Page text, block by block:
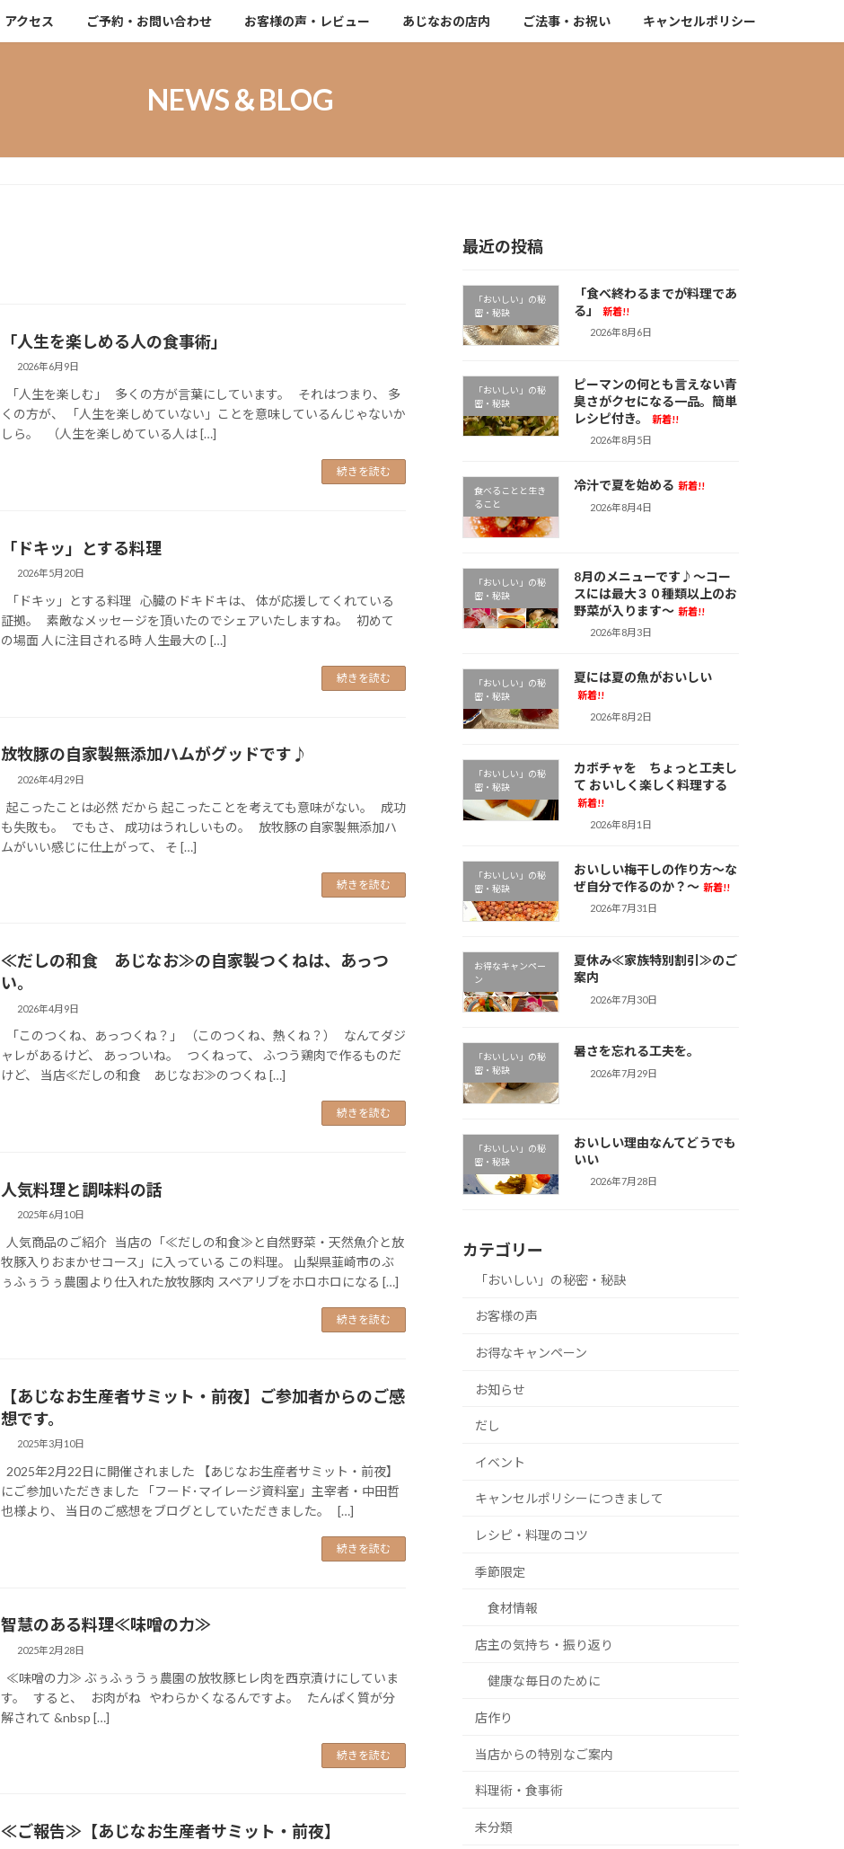
アクセス ご予約・お問い合わせ お客様の声・レビュー あじなおの店内 ご法事・お祝い キャンセルポリシー
NEWS＆BLOG
「人生を楽しめる人の食事術」
2026年6月9日
「人生を楽しむ」 多くの方が言葉にしています。 それはつまり、 多
くの方が、 「人生を楽しめていない」ことを意味しているんじゃないか
しら。 （人生を楽しめている人は […]
続きを読む
「ドキッ」とする料理
2026年5月20日
「ドキッ」とする料理 心臓のドキドキは、 体が応援してくれている
証拠。 素敵なメッセージを頂いたのでシェアいたしますね。 初めて
の場面 人に注目される時 人生最大の […]
続きを読む
放牧豚の自家製無添加ハムがグッドです♪
2026年4月29日
起こったことは必然 だから 起こったことを考えても意味がない。 成功
も失敗も。 でもさ、 成功はうれしいもの。 放牧豚の自家製無添加ハ
ムがいい感じに仕上がって、 そ […]
続きを読む
≪だしの和食 あじなお≫の自家製つくねは、あっつ
い。
2026年4月9日
「このつくね、あっつくね？」 （このつくね、熱くね？） なんてダジ
ャレがあるけど、 あっついね。 つくねって、 ふつう鶏肉で作るものだ
けど、 当店≪だしの和食 あじなお≫のつくね […]
続きを読む
人気料理と調味料の話
2025年6月10日
人気商品のご紹介 当店の「≪だしの和食≫と自然野菜・天然魚介と放
牧豚入りおまかせコース」に入っている この料理。 山梨県韮崎市のぶ
ぅふぅうぅ農園より仕入れた放牧豚肉 スペアリブをホロホロになる […]
続きを読む
【あじなお生産者サミット・前夜】ご参加者からのご感
想です。
2025年3月10日
2025年2月22日に開催されました 【あじなお生産者サミット・前夜】
にご参加いただきました 「フード･マイレージ資料室」主宰者・中田哲
也様より、 当日のご感想をブログとしていただきました。 […]
続きを読む
智慧のある料理≪味噌の力≫
2025年2月28日
≪味噌の力≫ ぶぅふぅうぅ農園の放牧豚ヒレ肉を西京漬けにしていま
す。 すると、 お肉がね やわらかくなるんですよ。 たんぱく質が分
解されて &nbsp […]
続きを読む
≪ご報告≫【あじなお生産者サミット・前夜】
最近の投稿
「おいしい」の秘
密・秘訣
「食べ終わるまでが料理であ
る」
新着!!
2026年8月6日
「おいしい」の秘
密・秘訣
ピーマンの何とも言えない青
臭さがクセになる一品。簡単
レシピ付き。
新着!!
2026年8月5日
食べることと生き
ること
冷汁で夏を始める 新着!!
2026年8月4日
「おいしい」の秘
密・秘訣
8月のメニューです♪～コー
スには最大３０種類以上のお
野菜が入ります～ 新着!!
2026年8月3日
「おいしい」の秘
密・秘訣
夏には夏の魚がおいしい
新着!!
2026年8月2日
「おいしい」の秘
密・秘訣
カボチャを ちょっと工夫し
て おいしく楽しく料理する
新着!!
2026年8月1日
「おいしい」の秘
密・秘訣
おいしい梅干しの作り方～な
ぜ自分で作るのか？～ 新着!!
2026年7月31日
お得なキャンペー
ン
夏休み≪家族特別割引≫のご
案内
2026年7月30日
「おいしい」の秘
密・秘訣
暑さを忘れる工夫を。
2026年7月29日
「おいしい」の秘
密・秘訣
おいしい理由なんてどうでも
いい
2026年7月28日
カテゴリー
「おいしい」の秘密・秘訣
お客様の声
お得なキャンペーン
お知らせ
だし
イベント
キャンセルポリシーにつきまして
レシピ・料理のコツ
季節限定
食材情報
店主の気持ち・振り返り
健康な毎日のために
店作り
当店からの特別なご案内
料理術・食事術
未分類